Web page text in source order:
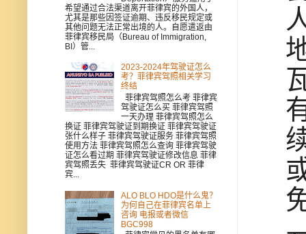
希望通过合法渠道离开菲律宾的外国人，
尤其是那些因签证逾期、违反移民规定或
其他问题无法正常出境的人。自愿遣返由
菲律宾移民局（Bureau of Immigration,
BI）管...
2023-2024年驾驶证怎么
考？菲律宾驾照相关学习
终结
菲律宾驾照怎么考 菲律宾
驾驶证怎么买 菲律宾驾照
一天办理 菲律宾驾照怎么
换证 菲律宾驾驶证到期换证 菲律宾驾驶证
张什么样子 菲律宾驾驶证服务 菲律宾驾照
使用方法 菲律宾驾照怎么查询 菲律宾驾驶
证怎么看过期 菲律宾驾驶证修改信息 菲律
宾驾照丢失 菲律宾驾驶证CR OR 菲律
宾...
ALO BLO HDO是什么鬼？
为何自己在菲律宾名单上
咨询 电报或者微信
BGC998